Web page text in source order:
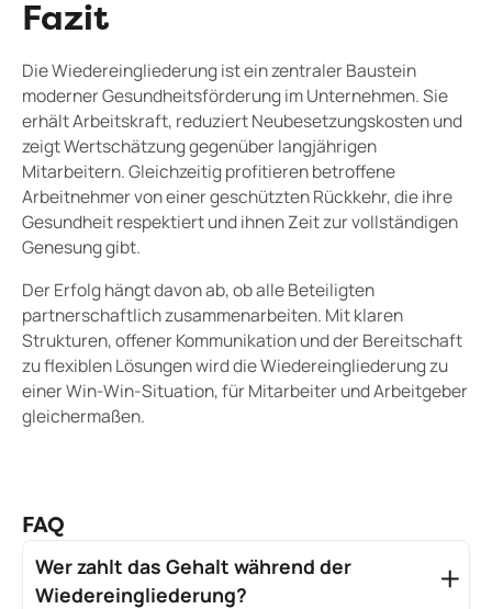
Fazit
Die Wiedereingliederung ist ein zentraler Baustein
moderner Gesundheitsförderung im Unternehmen. Sie
erhält Arbeitskraft, reduziert Neubesetzungskosten und
zeigt Wertschätzung gegenüber langjährigen
Mitarbeitern. Gleichzeitig profitieren betroffene
Arbeitnehmer von einer geschützten Rückkehr, die ihre
Gesundheit respektiert und ihnen Zeit zur vollständigen
Genesung gibt.
Der Erfolg hängt davon ab, ob alle Beteiligten
partnerschaftlich zusammenarbeiten. Mit klaren
Strukturen, offener Kommunikation und der Bereitschaft
zu flexiblen Lösungen wird die Wiedereingliederung zu
einer Win-Win-Situation, für Mitarbeiter und Arbeitgeber
gleichermaßen.
FAQ
Wer zahlt das Gehalt während der
Wiedereingliederung?